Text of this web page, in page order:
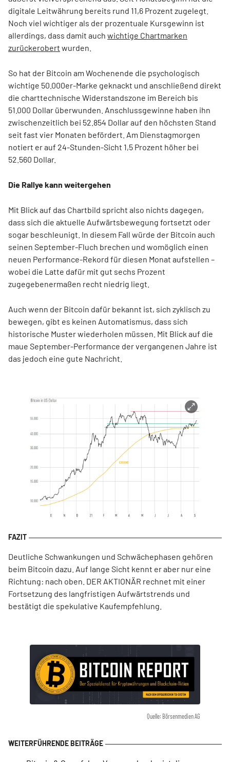
digitale Leitwährung bereits rund 11,6 Prozent zugelegt.
Noch viel wichtiger als der prozentuale Kursgewinn ist
allerdings, dass damit auch wichtige Chartmarken
zurückerobert wurden.
So hat der Bitcoin am Wochenende die psychologisch
wichtige 50.000er-Marke geknackt und anschließend direkt
die charttechnische Widerstandszone im Bereich bis
51.000 Dollar überwunden. Anschlussgewinne haben ihn
zwischenzeitlich bei 52.854 Dollar auf den höchsten Stand
seit fast vier Monaten befördert. Am Dienstagmorgen
notiert er auf 24-Stunden-Sicht 1,5 Prozent höher bei
52.560 Dollar.
Die Rallye kann weitergehen
Mit Blick auf das Chartbild spricht also nichts dagegen,
dass sich die aktuelle Aufwärtsbewegung fortsetzt oder
sogar beschleunigt. In diesem Fall würde der Bitcoin auch
seinen September-Fluch brechen und womöglich einen
neuen Performance-Rekord für diesen Monat aufstellen –
wobei die Latte dafür mit gut sechs Prozent
zugegebenermaßen recht niedrig liegt.
Auch wenn der Bitcoin dafür bekannt ist, sich zyklisch zu
bewegen, gibt es keinen Automatismus, dass sich
historische Muster wiederholen müssen. Mit Blick auf die
maue September-Performance der vergangenen Jahre ist
das jedoch eine gute Nachricht.
Deutliche Schwankungen und Schwächephasen gehören
beim Bitcoin dazu. Auf lange Sicht kennt er aber nur eine
Richtung: nach oben. DER AKTIONÄR rechnet mit einer
Fortsetzung des langfristigen Aufwärtstrends und
bestätigt die spekulative Kaufempfehlung.
Quelle: Börsenmedien AG